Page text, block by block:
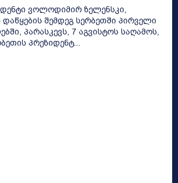
ვოლოდიმირ ზელენსკი,
დაწყების შემდეგ სერბეთში პირველი
პარასკევს, 7 აგვისტოს საღამოს,
პრეზიდენტ...